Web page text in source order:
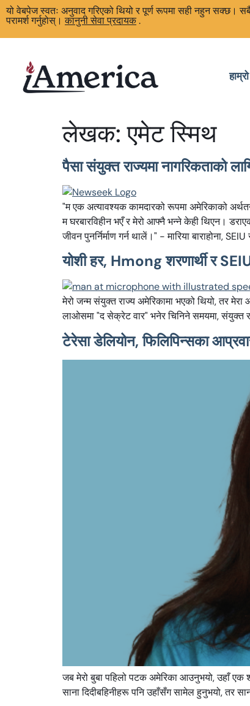
यो वेबपेज स्वतः अनुवाद गरिएको थियो र पूर्ण रूपमा सही नहुन सक्छ।
परामर्श गर्नुहोस्।कानुनी सेवा प्रदायक.
लेखक:एमेट स्मिथ
पैसा संयुक्त राज्यमा नागरिकताको
"म एक अत्यावश्यक कामदारको रूपमा अमेरिकाको
म घरबारविहीन भएँ र मेरो आफ्नै भन्ने केही थिएन।
जीवन पुनर्निर्माण गर्न थालें।" - मारिया बाराहोना,
योशी हर, Hmong शरणार्थी र
मेरो जन्म संयुक्त राज्य अमेरिकामा भएको थियो, तर
लाओसमा "द सेक्रेट वार" भनेर चिनिने समयमा, संयुक्त
टेरेसा डेलियोन, फिलिपिन्सका
जब मेरो बुबा पहिलो पटक अमेरिका आउनुभयो, उहाँ एक
साना दिदीबहिनीहरू पनि उहाँसँग सामेल हुनुभयो, तर